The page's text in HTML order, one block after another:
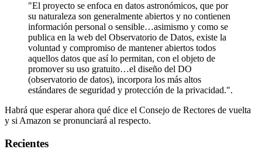
"El proyecto se enfoca en datos astronómicos, que por
su naturaleza son generalmente abiertos y no contienen
información personal o sensible…asimismo y como se
publica en la web del Observatorio de Datos, existe la
voluntad y compromiso de mantener abiertos todos
aquellos datos que así lo permitan, con el objeto de
promover su uso gratuito…el diseño del DO
(observatorio de datos), incorpora los más altos
estándares de seguridad y protección de la privacidad.".
Habrá que esperar ahora qué dice el Consejo de Rectores de vuelta
y si Amazon se pronunciará al respecto.
Recientes